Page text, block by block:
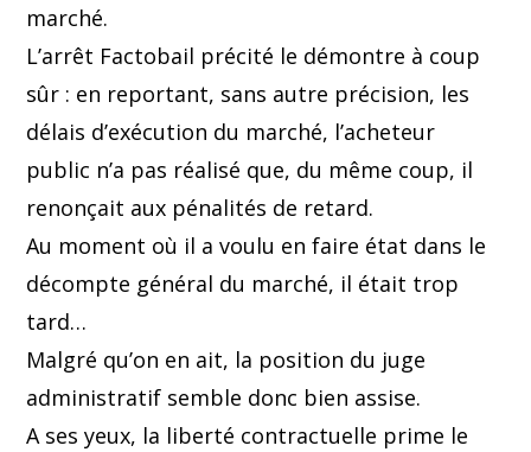
marché.
L’arrêt Factobail précité le démontre à coup
sûr : en reportant, sans autre précision, les
délais d’exécution du marché, l’acheteur
public n’a pas réalisé que, du même coup, il
renonçait aux pénalités de retard.
Au moment où il a voulu en faire état dans le
décompte général du marché, il était trop
tard…
Malgré qu’on en ait, la position du juge
administratif semble donc bien assise.
A ses yeux, la liberté contractuelle prime le